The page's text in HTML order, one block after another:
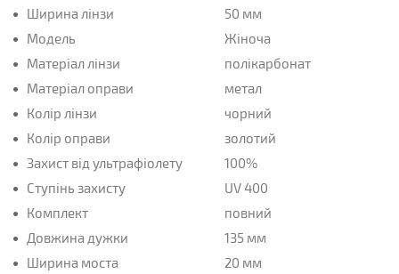
Ширина лінзи
50 мм
Модель
Жіноча
Матеріал лінзи
полікарбонат
Матеріал оправи
метал
Колір лінзи
чорний
Колір оправи
золотий
Захист від ультрафіолету
100%
Ступінь захисту
UV 400
Комплект
повний
Довжина дужки
135 мм
Ширина моста
20 мм